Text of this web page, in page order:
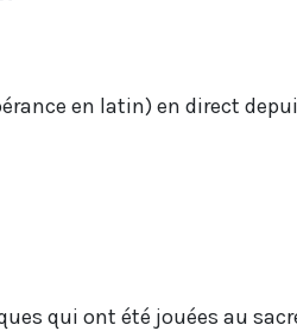
en latin) en direct
qui ont été jouées au